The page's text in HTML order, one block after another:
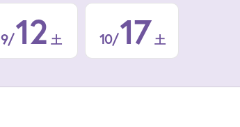
9/12 土 10/17 土